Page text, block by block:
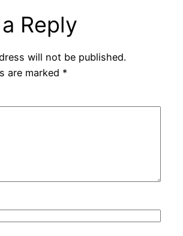
Reply
will not be published.
are marked *